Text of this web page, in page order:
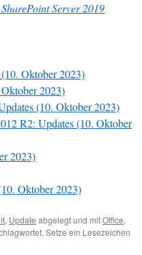
Server 2019
Oktober 2023)
2023)
(10. Oktober 2023)
R2: Updates (10. Oktober
2023)
Oktober 2023)
, Update abgelegt und mitOffice,
Setze ein Lesezeichen